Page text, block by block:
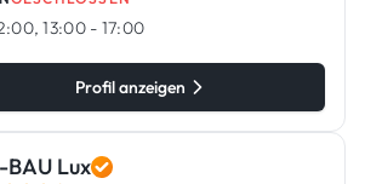
13:00 - 17:00
Profil anzeigen
BAU Lux